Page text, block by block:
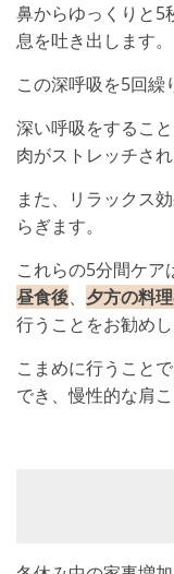
鼻からゆっくりと5
息を吐き出します。
この深呼吸を5回繰
深い呼吸をするこ
肉がストレッチされ
また、リラックス
らぎます。
これらの5分間ケア
昼食後、 夕方の料
行うことをお勧めし
こまめに行うこと
でき、慢性的な肩